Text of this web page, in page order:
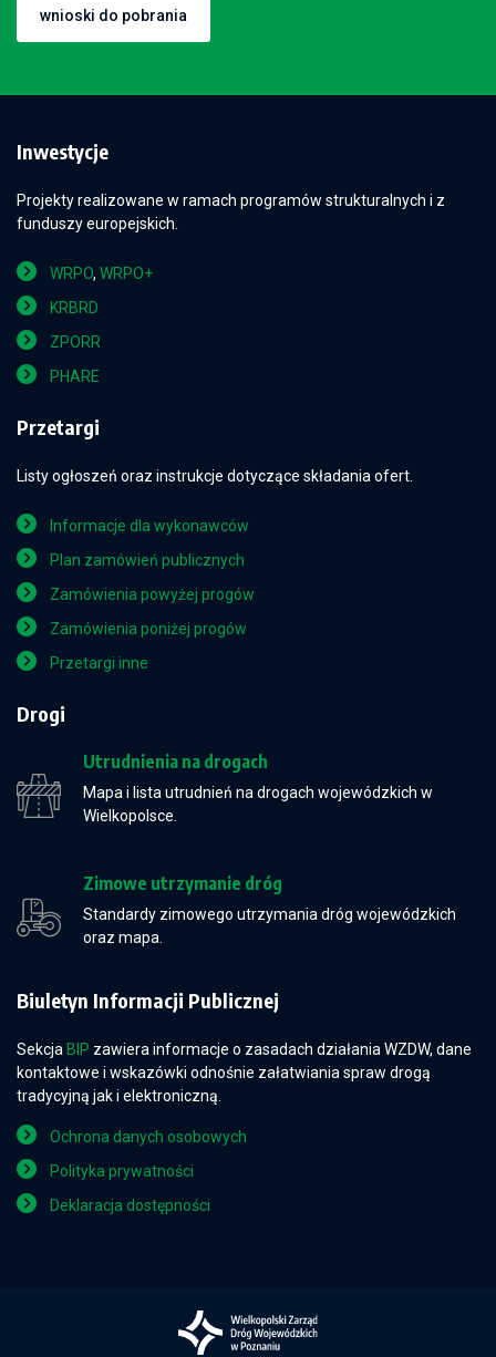
wnioski do pobrania
Inwestycje
Projekty realizowane w ramach programów strukturalnych i z
funduszy europejskich.
WRPO, WRPO+
KRBRD
ZPORR
PHARE
Przetargi
Listy ogłoszeń oraz instrukcje dotyczące składania ofert.
Informacje dla wykonawców
Plan zamówień publicznych
Zamówienia powyżej progów
Zamówienia poniżej progów
Przetargi inne
Drogi
Utrudnienia na drogach
Mapa i lista utrudnień na drogach wojewódzkich w
Wielkopolsce.
Zimowe utrzymanie dróg
Standardy zimowego utrzymania dróg wojewódzkich
oraz mapa.
Biuletyn Informacji Publicznej
Sekcja BIP zawiera informacje o zasadach działania WZDW, dane
kontaktowe i wskazówki odnośnie załatwiania spraw drogą
tradycyjną jak i elektroniczną.
Ochrona danych osobowych
Polityka prywatności
Deklaracja dostępności